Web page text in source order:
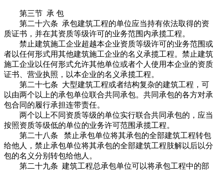
第三节 承 包
第二十六条 承包建筑工程的单位应当持有依法取得的资
质证书，并在其资质等级许可的业务范围内承揽工程。
禁止建筑施工企业超越本企业资质等级许可的业务范围或
者以任何形式用其他建筑施工企业的名义承揽工程。禁止建筑
施工企业以任何形式允许其他单位或者个人使用本企业的资质
证书、营业执照，以本企业的名义承揽工程。
第二十七条 大型建筑工程或者结构复杂的建筑工程，可
以由两个以上的承包单位联合共同承包。共同承包的各方对承
包合同的履行承担连带责任。
两个以上不同资质等级的单位实行联合共同承包的，应当
按照资质等级低的单位的业务许可范围承揽工程。
第二十八条 禁止承包单位将其承包的全部建筑工程转包
给他人，禁止承包单位将其承包的全部建筑工程肢解以后以分
包的名义分别转包给他人。
第二十九条 建筑工程总承包单位可以将承包工程中的部